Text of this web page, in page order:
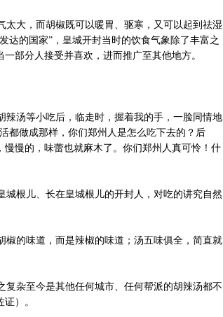
大，而胡椒既可以暖胃、驱寒，又可以起到祛湿
达的国家”，皇城开封当时的饮食气象除了丰富之
部分人接受并喜欢，进而推广至其他地方。
汤等小吃后，临走时，握着我的手，一脸同情地
都做成那样，你们郑州人是怎么吃下去的？后
慢的，味蕾也就麻木了。你们郑州人真可怜！什
根儿、长在皇城根儿的开封人，对吃的讲究自然
的味道，而是辣椒的味道；汤五味俱全，简直就
杂至今是其他任何城市、任何帮派的胡辣汤都不
）。